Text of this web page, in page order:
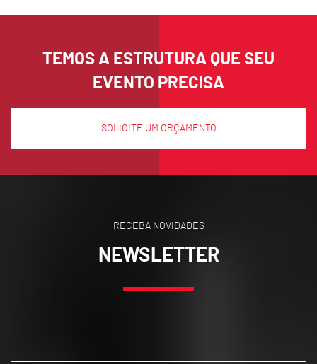
TEMOS A ESTRUTURA QUE SEU
EVENTO PRECISA
SOLICITE UM ORÇAMENTO
RECEBA NOVIDADES
NEWSLETTER